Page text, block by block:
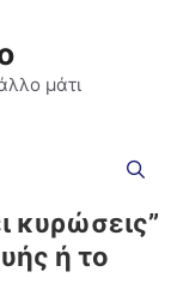
μάτι
κυρώσεις”
ή το